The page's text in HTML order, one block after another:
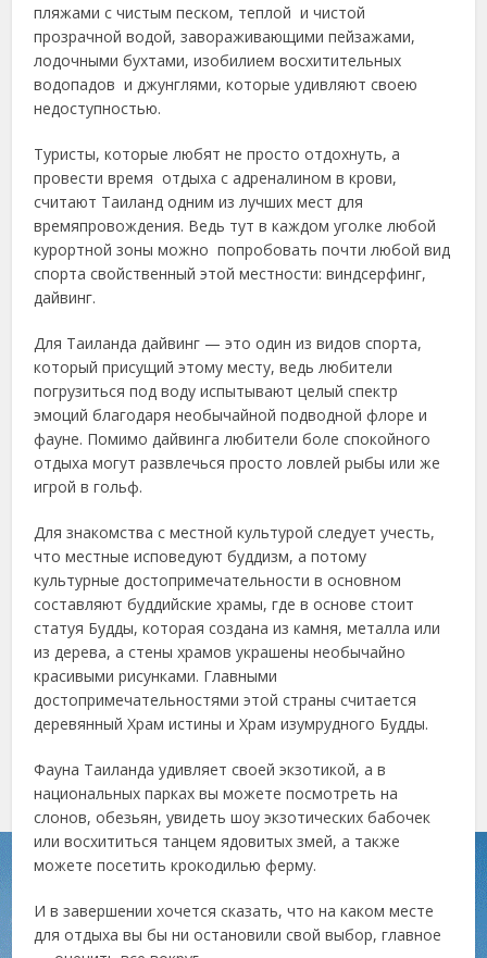
пляжами с чистым песком, теплой и чистой
прозрачной водой, завораживающими пейзажами,
лодочными бухтами, изобилием восхитительных
водопадов и джунглями, которые удивляют своею
недоступностью.
Туристы, которые любят не просто отдохнуть, а
провести время отдыха с адреналином в крови,
считают Таиланд одним из лучших мест для
времяпровождения. Ведь тут в каждом уголке любой
курортной зоны можно попробовать почти любой вид
спорта свойственный этой местности: виндсерфинг,
дайвинг.
Для Таиланда дайвинг — это один из видов спорта,
который присущий этому месту, ведь любители
погрузиться под воду испытывают целый спектр
эмоций благодаря необычайной подводной флоре и
фауне. Помимо дайвинга любители боле спокойного
отдыха могут развлечься просто ловлей рыбы или же
игрой в гольф.
Для знакомства с местной культурой следует учесть,
что местные исповедуют буддизм, а потому
культурные достопримечательности в основном
составляют буддийские храмы, где в основе стоит
статуя Будды, которая создана из камня, металла или
из дерева, а стены храмов украшены необычайно
красивыми рисунками. Главными
достопримечательностями этой страны считается
деревянный Храм истины и Храм изумрудного Будды.
Фауна Таиланда удивляет своей экзотикой, а в
национальных парках вы можете посмотреть на
слонов, обезьян, увидеть шоу экзотических бабочек
или восхититься танцем ядовитых змей, а также
можете посетить крокодилью ферму.
И в завершении хочется сказать, что на каком месте
для отдыха вы бы ни остановили свой выбор, главное